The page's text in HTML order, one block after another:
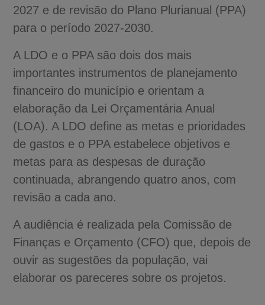
2027 e de revisão do Plano Plurianual (PPA)
para o período 2027-2030.
A LDO e o PPA são dois dos mais
importantes instrumentos de planejamento
financeiro do município e orientam a
elaboração da Lei Orçamentária Anual
(LOA). A LDO define as metas e prioridades
de gastos e o PPA estabelece objetivos e
metas para as despesas de duração
continuada, abrangendo quatro anos, com
revisão a cada ano.
A audiência é realizada pela Comissão de
Finanças e Orçamento (CFO) que, depois de
ouvir as sugestões da população, vai
elaborar os pareceres sobre os projetos.